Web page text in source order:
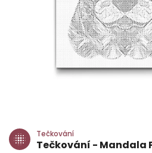
Tečkování
Tečkování - Mandala